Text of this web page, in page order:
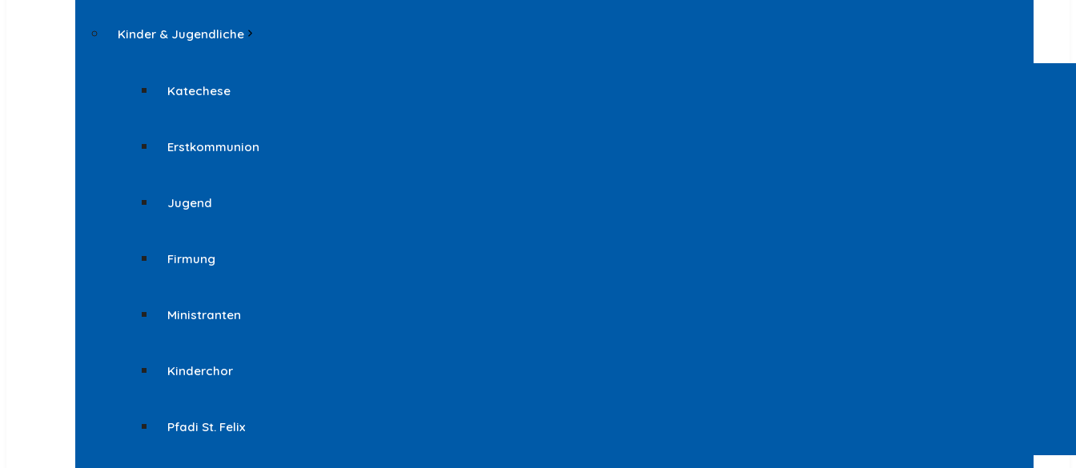
Kinder & Jugendliche
Katechese
Erstkommunion
Jugend
Firmung
Ministranten
Kinderchor
Pfadi St. Felix